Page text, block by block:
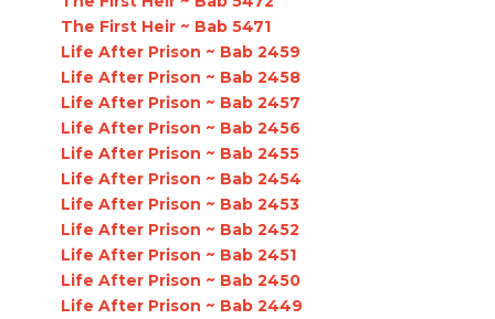
The First Heir ~ Bab 5471
Life After Prison ~ Bab 2459
Life After Prison ~ Bab 2458
Life After Prison ~ Bab 2457
Life After Prison ~ Bab 2456
Life After Prison ~ Bab 2455
Life After Prison ~ Bab 2454
Life After Prison ~ Bab 2453
Life After Prison ~ Bab 2452
Life After Prison ~ Bab 2451
Life After Prison ~ Bab 2450
Life After Prison ~ Bab 2449